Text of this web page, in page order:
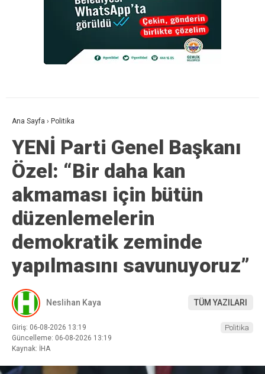
Ana Sayfa › Politika
YENİ Parti Genel Başkanı
Özel: “Bir daha kan
akmaması için bütün
düzenlemelerin
demokratik zeminde
yapılmasını savunuyoruz”
Neslihan Kaya TÜM YAZILARI
Giriş: 06-08-2026 13:19
Güncelleme: 06-08-2026 13:19
Kaynak: İHA
Politika